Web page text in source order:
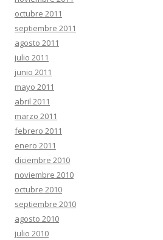
octubre 2011
septiembre 2011
agosto 2011
julio 2011
junio 2011
mayo 2011
abril 2011
marzo 2011
febrero 2011
enero 2011
diciembre 2010
noviembre 2010
octubre 2010
septiembre 2010
agosto 2010
julio 2010